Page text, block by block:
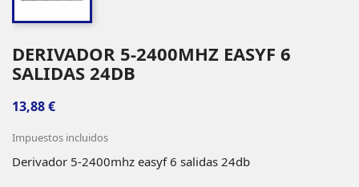
DERIVADOR 5-2400MHZ EASYF 6
SALIDAS 24DB
13,88 €
Impuestos incluidos
Derivador 5-2400mhz easyf 6 salidas 24db